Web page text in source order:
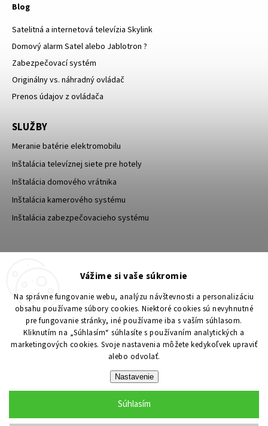
Vážime si vaše súkromie
Na správne fungovanie webu, analýzu návštevnosti a personalizáciu
obsahu používame súbory cookies. Niektoré cookies sú nevyhnutné
pre fungovanie stránky, iné používame iba s vaším súhlasom.
Kliknutím na „Súhlasím“ súhlasíte s používaním analytických a
marketingových cookies. Svoje nastavenia môžete kedykoľvek upraviť
alebo odvolať.
Nastavenie
Súhlasím
Blog
Satelitná a internetová televízia Skylink
Domový alarm Satel alebo Jablotron ?
Zabezpečovací systém
Originálny vs. náhradný ovládač
Prenos údajov z ovládača
SLUŽBY
Meranie batérie elektromobilu
Inštalácia televíznej siete pre hotely
Inštalácia domového vrátnika
Inštalácia kamerového systému
Inštalácia zabezpečovacieho systému
Upraviť nastavenie cookies